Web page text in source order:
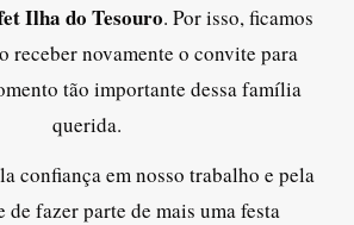
Ilha do Tesouro. Por isso, ficamos
receber novamente o convite para
tão importante dessa família
querida.
confiança em nosso trabalho e pela
de fazer parte de mais uma festa